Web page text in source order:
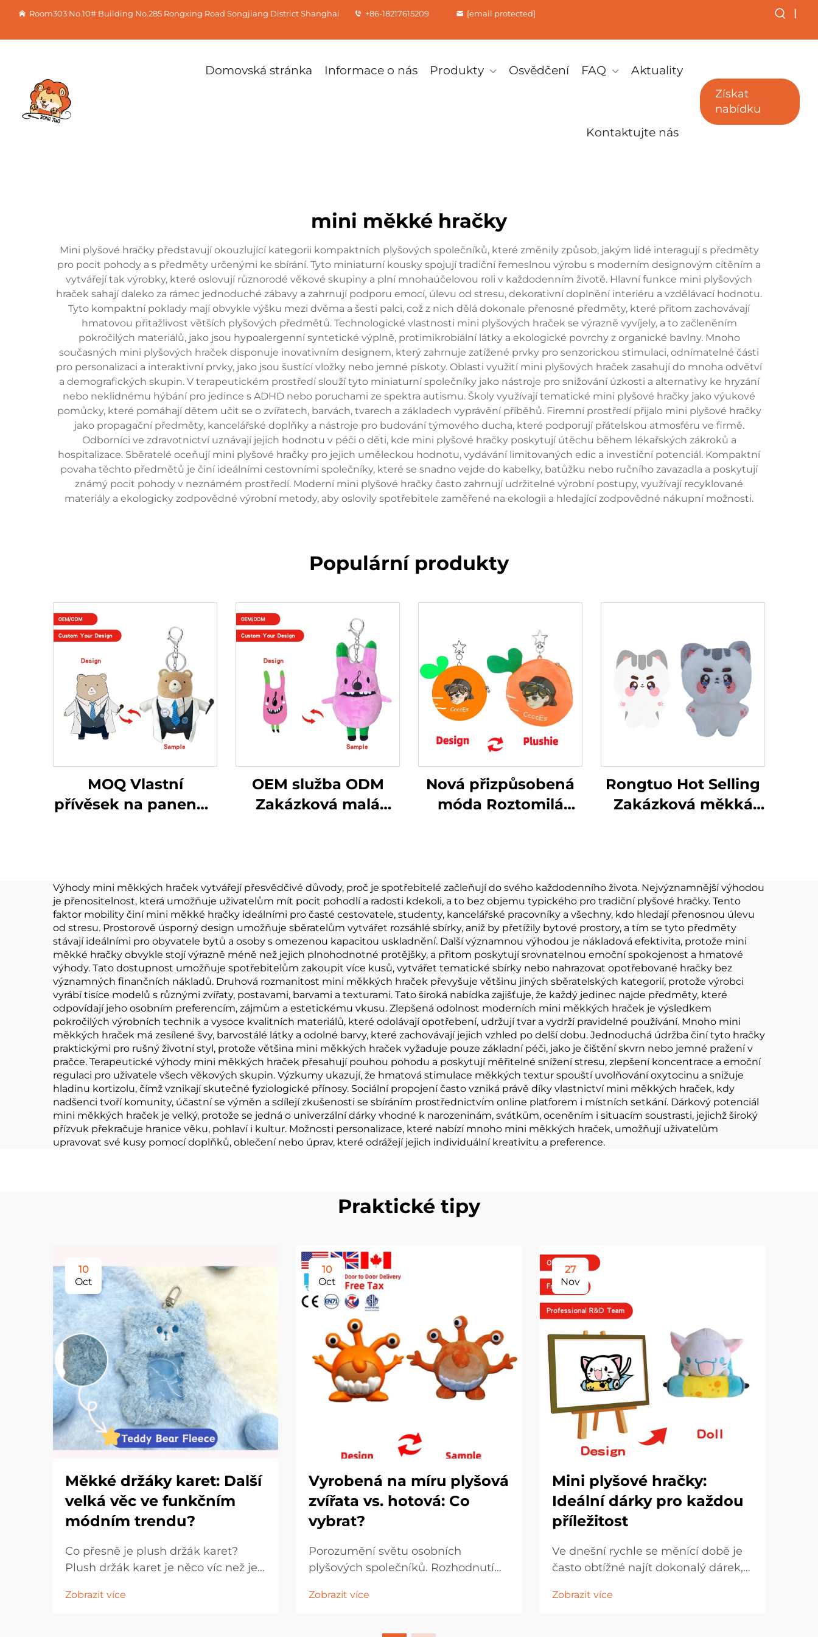
Room303 No.10# Building No.285 Rongxing Road Songjiang District Shanghai +86-18217615209 [email protected] |
Domovská stránka Informace o nás Produkty Osvědčení FAQ Aktuality
Kontaktujte nás
Získat
nabídku
mini měkké hračky
Mini plyšové hračky představují okouzlující kategorii kompaktních plyšových společníků, které změnily způsob, jakým lidé interagují s předměty
pro pocit pohody a s předměty určenými ke sbírání. Tyto miniaturní kousky spojují tradiční řemeslnou výrobu s moderním designovým cítěním a
vytvářejí tak výrobky, které oslovují různorodé věkové skupiny a plní mnohaúčelovou roli v každodenním životě. Hlavní funkce mini plyšových
hraček sahají daleko za rámec jednoduché zábavy a zahrnují podporu emocí, úlevu od stresu, dekorativní doplnění interiéru a vzdělávací hodnotu.
Tyto kompaktní poklady mají obvykle výšku mezi dvěma a šesti palci, což z nich dělá dokonale přenosné předměty, které přitom zachovávají
hmatovou přitažlivost větších plyšových předmětů. Technologické vlastnosti mini plyšových hraček se výrazně vyvíjely, a to začleněním
pokročilých materiálů, jako jsou hypoalergenní syntetické výplně, protimikrobiální látky a ekologické povrchy z organické bavlny. Mnoho
současných mini plyšových hraček disponuje inovativním designem, který zahrnuje zatížené prvky pro senzorickou stimulaci, odnímatelné části
pro personalizaci a interaktivní prvky, jako jsou šustící vložky nebo jemné pískoty. Oblasti využití mini plyšových hraček zasahují do mnoha odvětví
a demografických skupin. V terapeutickém prostředí slouží tyto miniaturní společníky jako nástroje pro snižování úzkosti a alternativy ke hryzání
nebo neklidnému hýbání pro jedince s ADHD nebo poruchami ze spektra autismu. Školy využívají tematické mini plyšové hračky jako výukové
pomůcky, které pomáhají dětem učit se o zvířatech, barvách, tvarech a základech vyprávění příběhů. Firemní prostředí přijalo mini plyšové hračky
jako propagační předměty, kancelářské doplňky a nástroje pro budování týmového ducha, které podporují přátelskou atmosféru ve firmě.
Odborníci ve zdravotnictví uznávají jejich hodnotu v péči o děti, kde mini plyšové hračky poskytují útěchu během lékařských zákroků a
hospitalizace. Sběratelé oceňují mini plyšové hračky pro jejich uměleckou hodnotu, vydávání limitovaných edic a investiční potenciál. Kompaktní
povaha těchto předmětů je činí ideálními cestovními společníky, které se snadno vejde do kabelky, batůžku nebo ručního zavazadla a poskytují
známý pocit pohody v neznámém prostředí. Moderní mini plyšové hračky často zahrnují udržitelné výrobní postupy, využívají recyklované
materiály a ekologicky zodpovědné výrobní metody, aby oslovily spotřebitele zaměřené na ekologii a hledající zodpovědné nákupní možnosti.
Populární produkty
MOQ Vlastní
přívěsek na panenku
hračka Keychain
OEM služba ODM
Zakázková malá
hračka s přívěskem
na klíče pro
propagaci
Nová přizpůsobená
móda Roztomilá
Rongtuo Hot Selling
Zakázková měkká
panenku 10 cm
Výhody mini měkkých hraček vytvářejí přesvědčivé důvody, proč je spotřebitelé začleňují do svého každodenního života. Nejvýznamnější výhodou
je přenositelnost, která umožňuje uživatelům mít pocit pohodlí a radosti kdekoli, a to bez objemu typického pro tradiční plyšové hračky. Tento
faktor mobility činí mini měkké hračky ideálními pro časté cestovatele, studenty, kancelářské pracovníky a všechny, kdo hledají přenosnou úlevu
od stresu. Prostorově úsporný design umožňuje sběratelům vytvářet rozsáhlé sbírky, aniž by přetížily bytové prostory, a tím se tyto předměty
stávají ideálními pro obyvatele bytů a osoby s omezenou kapacitou uskladnění. Další významnou výhodou je nákladová efektivita, protože mini
měkké hračky obvykle stojí výrazně méně než jejich plnohodnotné protějšky, a přitom poskytují srovnatelnou emoční spokojenost a hmatové
výhody. Tato dostupnost umožňuje spotřebitelům zakoupit více kusů, vytvářet tematické sbírky nebo nahrazovat opotřebované hračky bez
významných finančních nákladů. Druhová rozmanitost mini měkkých hraček převyšuje většinu jiných sběratelských kategorií, protože výrobci
vyrábí tisíce modelů s různými zvířaty, postavami, barvami a texturami. Tato široká nabídka zajišťuje, že každý jedinec najde předměty, které
odpovídají jeho osobním preferencím, zájmům a estetickému vkusu. Zlepšená odolnost moderních mini měkkých hraček je výsledkem
pokročilých výrobních technik a vysoce kvalitních materiálů, které odolávají opotřebení, udržují tvar a vydrží pravidelné používání. Mnoho mini
měkkých hraček má zesílené švy, barvostálé látky a odolné barvy, které zachovávají jejich vzhled po delší dobu. Jednoduchá údržba činí tyto hračky
praktickými pro rušný životní styl, protože většina mini měkkých hraček vyžaduje pouze základní péči, jako je čištění skvrn nebo jemné pražení v
pračce. Terapeutické výhody mini měkkých hraček přesahují pouhou pohodu a poskytují měřitelné snížení stresu, zlepšení koncentrace a emoční
regulaci pro uživatele všech věkových skupin. Výzkumy ukazují, že hmatová stimulace měkkých textur spouští uvolňování oxytocinu a snižuje
hladinu kortizolu, čímž vznikají skutečné fyziologické přínosy. Sociální propojení často vzniká právě díky vlastnictví mini měkkých hraček, kdy
nadšenci tvoří komunity, účastní se výměn a sdílejí zkušenosti se sbíráním prostřednictvím online platforem i místních setkání. Dárkový potenciál
mini měkkých hraček je velký, protože se jedná o univerzální dárky vhodné k narozeninám, svátkům, oceněním i situacím soustrasti, jejichž široký
přízvuk překračuje hranice věku, pohlaví i kultur. Možnosti personalizace, které nabízí mnoho mini měkkých hraček, umožňují uživatelům
upravovat své kusy pomocí doplňků, oblečení nebo úprav, které odrážejí jejich individuální kreativitu a preference.
Praktické tipy
10
Oct
Měkké držáky karet: Další
velká věc ve funkčním
módním trendu?
Co přesně je plush držák karet?
Plush držák karet je něco víc než jen
doplněk navržený tak, aby přinášel
Zobrazit více
10
Oct
Vyrobená na míru plyšová
zvířata vs. hotová: Co
vybrat?
Porozumění světu osobních
plyšových společníků. Rozhodnutí
zvířete na míru nebo hotové hračky
jednoduchou nákupní volbu. Jde o
Zobrazit více
27
Nov
Mini plyšové hračky:
Ideální dárky pro každou
příležitost
Ve dnešní rychle se měnící době je
často obtížné najít dokonalý dárek,
dostupnou cenu a univerzální
Zobrazit více